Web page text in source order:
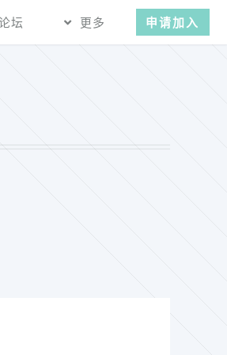
坛 更多 申请加入